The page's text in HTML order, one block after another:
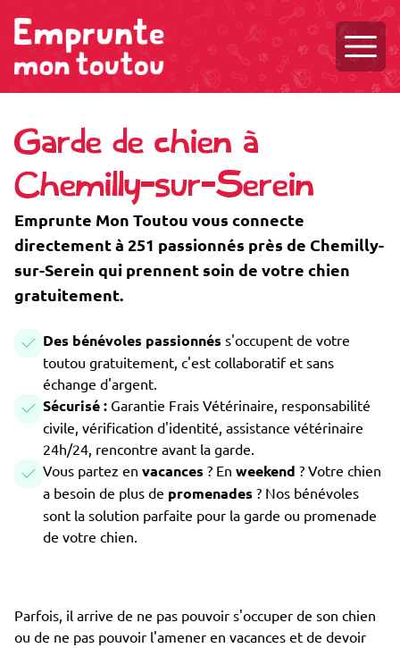
Garde de chien à
Chemilly-sur-Serein
Emprunte Mon Toutou vous connecte
directement à 251 passionnés près de Chemilly-
sur-Serein qui prennent soin de votre chien
gratuitement.
Des bénévoles passionnés s'occupent de votre
toutou gratuitement, c'est collaboratif et sans
échange d'argent.
Sécurisé : Garantie Frais Vétérinaire, responsabilité
civile, vérification d'identité, assistance vétérinaire
24h/24, rencontre avant la garde.
Vous partez en vacances ? En weekend ? Votre chien
a besoin de plus de promenades ? Nos bénévoles
sont la solution parfaite pour la garde ou promenade
de votre chien.
Parfois, il arrive de ne pas pouvoir s'occuper de son chien
ou de ne pas pouvoir l'amener en vacances et de devoir